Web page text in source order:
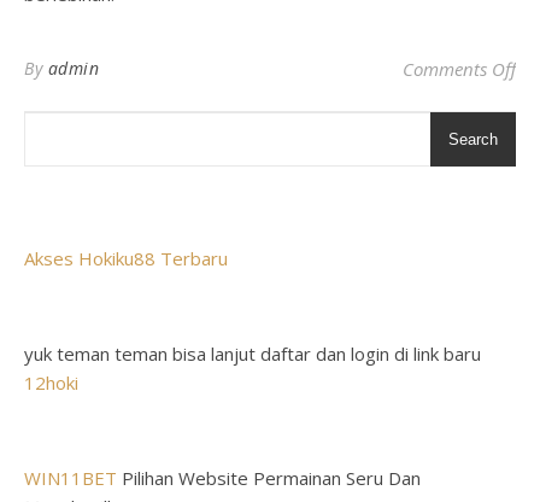
By admin Comments Offon
Search
Akses Hokiku88 Terbaru
yuk teman teman bisa lanjut daftar dan login di link baru
12hoki
WIN11BET Pilihan Website Permainan Seru Dan